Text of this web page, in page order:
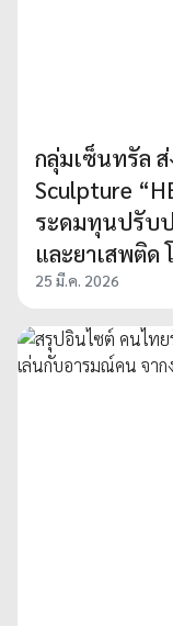
กลุ่มเซ็นทรัล
Sculpture
ระดมทุนปรับ
และยาเสพติด
25 มี.ค. 2026